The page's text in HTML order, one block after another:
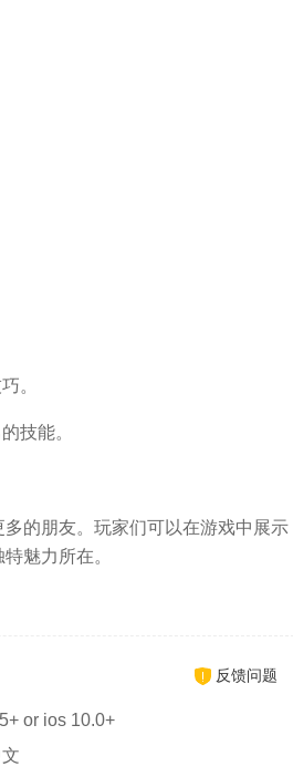
。
技能。
的朋友。玩家们可以在游戏中展示
魅力所在。
反馈问题
or ios 10.0+